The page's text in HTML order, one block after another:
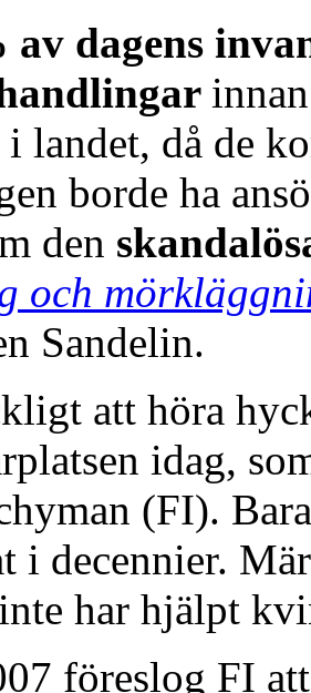
av dagens
landet, då de
borde ha
den
och
Sandelin.
att höra
idag,
(FI).
i decennier.
har hjälpt
föreslog FI